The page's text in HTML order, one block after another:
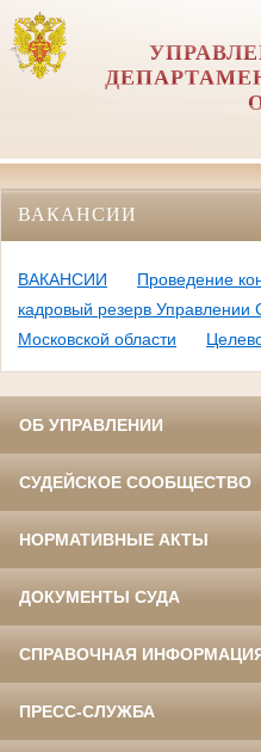
ВАКАНСИИ
ВАКАНСИИ
Проведение
кадровый резерв Управлении
Московской области
ОБ УПРАВЛЕНИИ
СУДЕЙСКОЕ СООБЩЕСТВО
НОРМАТИВНЫЕ АКТЫ
ДОКУМЕНТЫ СУДА
СПРАВОЧНАЯ
ПРЕСС-СЛУЖБА